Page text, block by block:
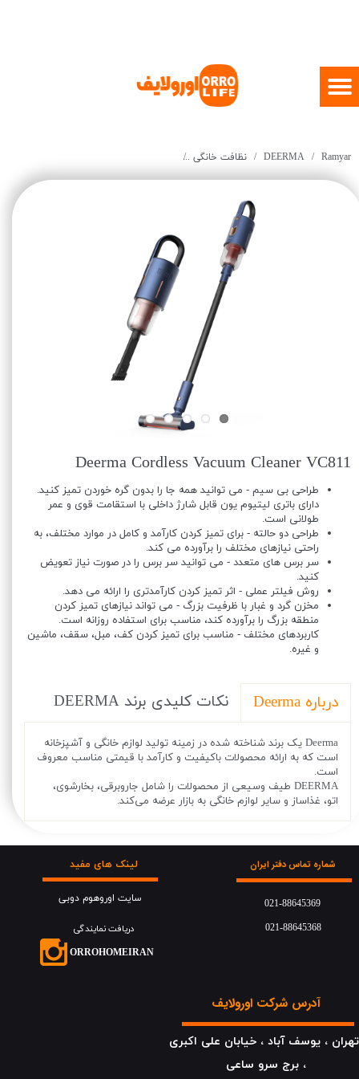
Ramyar
DEERMA نظافت خانگی
Deerma Cordless Vacuum Cleaner VC811
طراحی بی سیم - می توانید همه جا را بدون گره خوردن تمیز کنید.
دارای باتری لیتیوم یون قابل شارژ داخلی با استقامت قوی و عمر
طولانی است.
طراحی دو حالته - برای تمیز کردن کارآمد و کامل در موارد مختلف، به
راحتی نیازهای مختلف را برآورده می کند.
سر برس های متعدد - می توانید سر برس را در صورت نیاز تعویض
کنید.
روش فیلتر عملی - اثر تمیز کردن کارآمدتری را ارائه می دهد.
مخزن گرد و غبار با ظرفیت بزرگ - می تواند نیازهای تمیز کردن
منطقه بزرگ را برآورده کند، مناسب برای استفاده روزانه است.
کاربردهای مختلف - مناسب برای تمیز کردن کف، مبل، سقف، ماشین
و غیره.
درباره Deerma نکات کلیدی برند DEERMA
Deerma یک برند شناخته شده در زمینه تولید لوازم خانگی و آشپزخانه
است که به ارائه محصولات باکیفیت و کارآمد با قیمتی مناسب معروف
است.
DEERMA طیف وسیعی از محصولات را شامل جاروبرقی، بخارشوی،
اتو، غذاساز و سایر لوازم خانگی به بازار عرضه می‌کند.
آدرس شرکت اورولایف
تهران ، یوسف آباد ، خیابان علی اکبری
، برج سرو ساعی
شماره تماس دفتر ایران
سایت اوروهوم دوبی
021-88645369
021-88645368
دریافت نمایندگی
لینک های مفید
​​​ORROHOMEIRAN